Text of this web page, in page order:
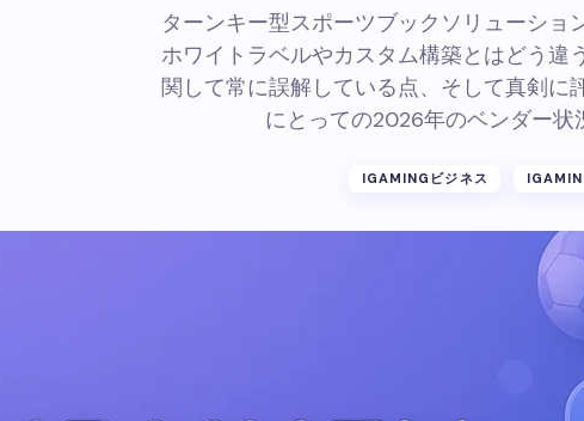
ターンキー型スポーツブックソリューショ
ホワイトラベルやカスタム構築とはどう違
関して常に誤解している点、そして真剣に
にとっての2026年のベンダー状
IGAMINGビジネス